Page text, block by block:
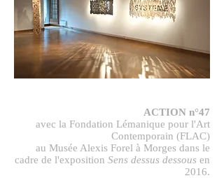
ACTION n°47
avec la Fondation Lémanique pour l'Art
Contemporain (FLAC)
au Musée Alexis Forel à Morges dans le
cadre de l'exposition Sens dessus dessous en
2016.